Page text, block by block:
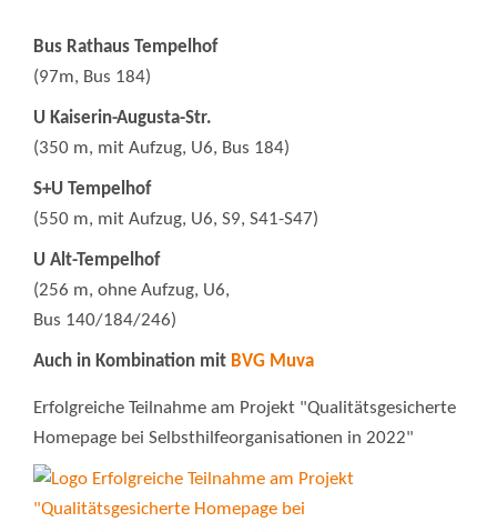
Bus Rathaus Tempelhof
(97m, Bus 184)
U Kaiserin-Augusta-Str.
(350 m, mit Aufzug, U6, Bus 184)
S+U Tempelhof
(550 m, mit Aufzug, U6, S9, S41-S47)
U Alt-Tempelhof
(256 m, ohne Aufzug, U6,
Bus 140/184/246)
Auch in Kombination mit BVG Muva
Erfolgreiche Teilnahme am Projekt "Qualitätsgesicherte
Homepage bei Selbsthilfeorganisationen in 2022"